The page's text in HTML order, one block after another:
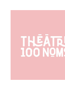
Aller
Aller au